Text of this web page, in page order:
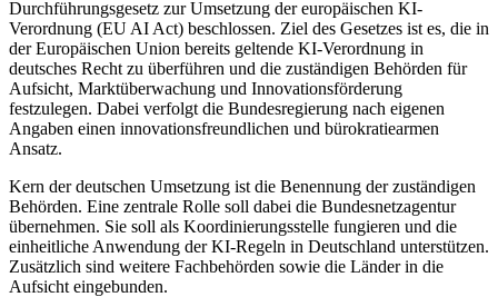
Durchführungsgesetz zur Umsetzung der europäischen KI-
Verordnung (EU AI Act) beschlossen. Ziel des Gesetzes ist es, die in
der Europäischen Union bereits geltende KI-Verordnung in
deutsches Recht zu überführen und die zuständigen Behörden für
Aufsicht, Marktüberwachung und Innovationsförderung
festzulegen. Dabei verfolgt die Bundesregierung nach eigenen
Angaben einen innovationsfreundlichen und bürokratiearmen
Ansatz.
Kern der deutschen Umsetzung ist die Benennung der zuständigen
Behörden. Eine zentrale Rolle soll dabei die Bundesnetzagentur
übernehmen. Sie soll als Koordinierungsstelle fungieren und die
einheitliche Anwendung der KI-Regeln in Deutschland unterstützen.
Zusätzlich sind weitere Fachbehörden sowie die Länder in die
Aufsicht eingebunden.